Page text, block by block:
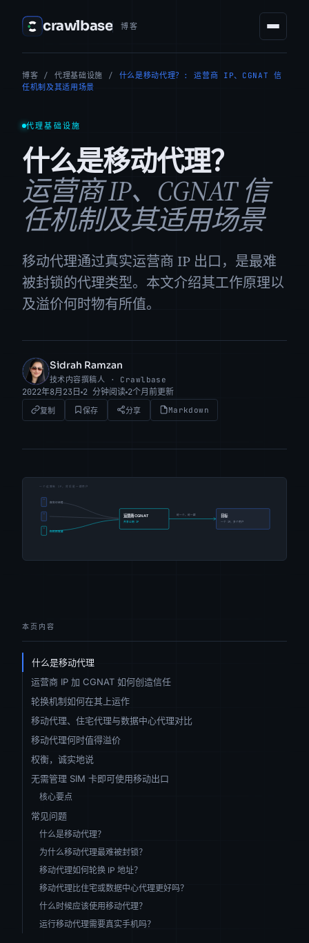
crawlbase 博客
博客 / 代理基础设施 /
什么是移动代理？: 运营商 IP、CGNAT 信
任机制及其适用场景
代理基础设施
什么是移动代理？
运营商 IP、CGNAT 信
任机制及其适用场景
移动代理通过真实运营商 IP 出口，是最难
被封锁的代理类型。本文介绍其工作原理以
及溢价何时物有所值。
SR
Sidrah Ramzan
技术内容撰稿人 · Crawlbase
2022年8月23日 2 分钟阅读 2个月前更新
复制 保存 分享 Markdown
本页内容
什么是移动代理
运营商 IP 加 CGNAT 如何创造信任
轮换机制如何在其上运作
移动代理、住宅代理与数据中心代理对比
移动代理何时值得溢价
权衡，诚实地说
无需管理 SIM 卡即可使用移动出口
核心要点
常见问题
什么是移动代理？
为什么移动代理最难被封锁？
移动代理如何轮换 IP 地址？
移动代理比住宅或数据中心代理更好吗？
什么时候应该使用移动代理？
运行移动代理需要真实手机吗？